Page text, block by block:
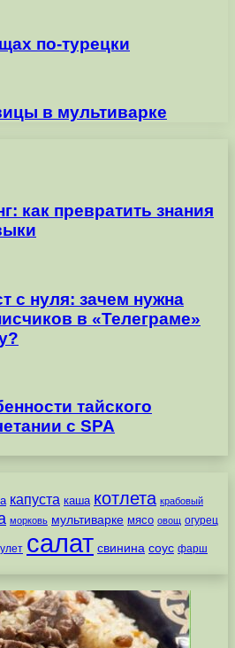
по-турецки
в мультиварке
как превратить знания
с нуля: зачем нужна
в «Телеграме»
тайского
с SPA
капуста каша котлета крабовый
морковь мультиварке мясо овощ огурец
салат свинина соус фарш